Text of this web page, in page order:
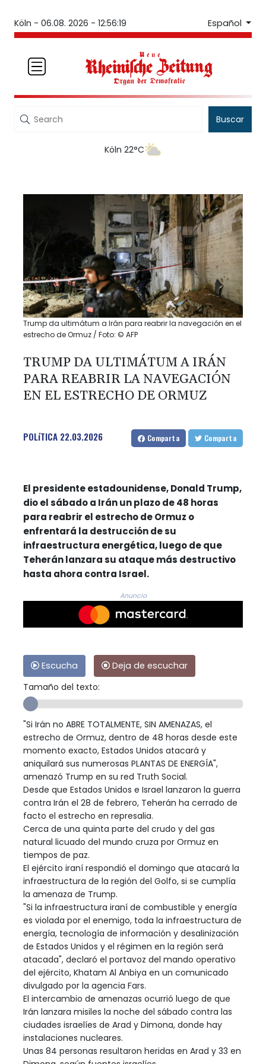
Köln - 06.08. 2026 - 12:56:19 Español
Buscar
Köln 22°C
Trump da ultimátum a Irán para reabrir la navegación en el
estrecho de Ormuz / Foto: © AFP
TRUMP DA ULTIMÁTUM A IRÁN
PARA REABRIR LA NAVEGACIÓN
EN EL ESTRECHO DE ORMUZ
POLíTICA 22.03.2026 Comparta Comparta
El presidente estadounidense, Donald Trump,
dio el sábado a Irán un plazo de 48 horas
para reabrir el estrecho de Ormuz o
enfrentará la destrucción de su
infraestructura energética, luego de que
Teherán lanzara su ataque más destructivo
hasta ahora contra Israel.
Anuncio
Escucha
Deja de escuchar
Tamaño del texto:
"Si Irán no ABRE TOTALMENTE, SIN AMENAZAS, el
estrecho de Ormuz, dentro de 48 horas desde este
momento exacto, Estados Unidos atacará y
aniquilará sus numerosas PLANTAS DE ENERGÍA",
amenazó Trump en su red Truth Social.
Desde que Estados Unidos e Israel lanzaron la guerra
contra Irán el 28 de febrero, Teherán ha cerrado de
facto el estrecho en represalia.
Cerca de una quinta parte del crudo y del gas
natural licuado del mundo cruza por Ormuz en
tiempos de paz.
El ejército iraní respondió el domingo que atacará la
infraestructura de la región del Golfo, si se cumplía
la amenaza de Trump.
"Si la infraestructura iraní de combustible y energía
es violada por el enemigo, toda la infraestructura de
energía, tecnología de información y desalinización
de Estados Unidos y el régimen en la región será
atacada", declaró el portavoz del mando operativo
del ejército, Khatam Al Anbiya en un comunicado
divulgado por la agencia Fars.
El intercambio de amenazas ocurrió luego de que
Irán lanzara misiles la noche del sábado contra las
ciudades israelíes de Arad y Dimona, donde hay
instalaciones nucleares.
Unas 84 personas resultaron heridas en Arad y 33 en